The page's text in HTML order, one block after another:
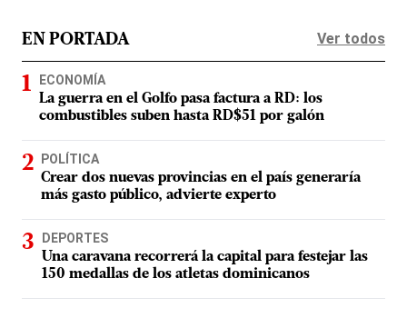
EN PORTADA Ver todos
ECONOMÍA
La guerra en el Golfo pasa factura a RD: los
combustibles suben hasta RD$51 por galón
POLÍTICA
Crear dos nuevas provincias en el país generaría
más gasto público, advierte experto
DEPORTES
Una caravana recorrerá la capital para festejar las
150 medallas de los atletas dominicanos